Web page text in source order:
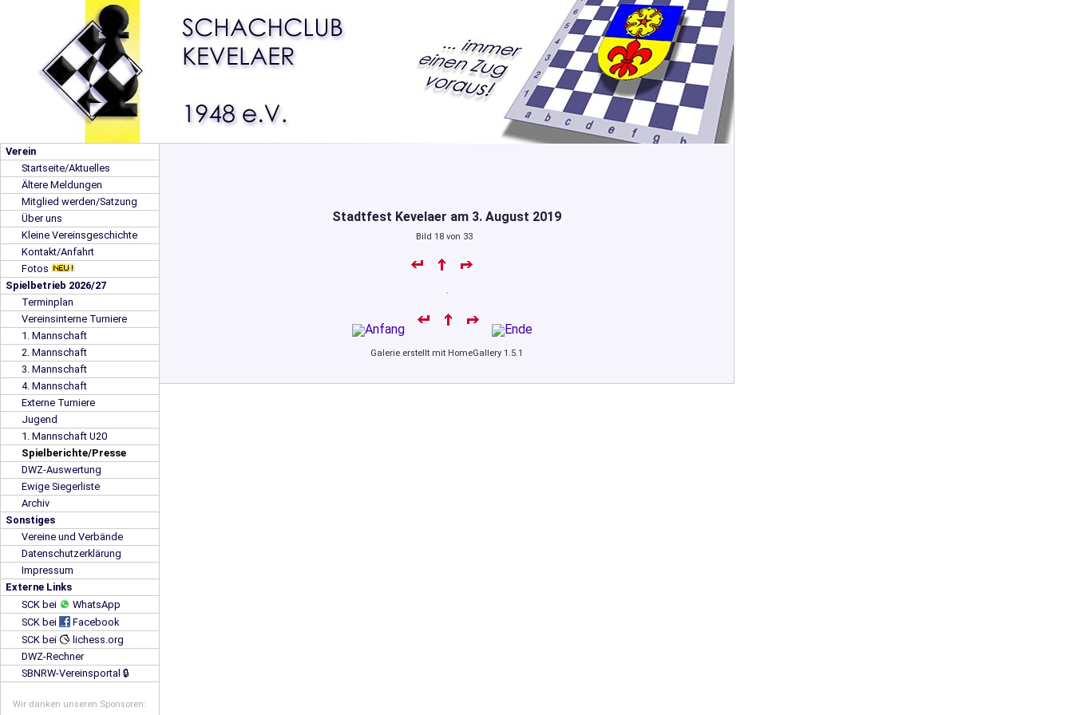
Verein
Startseite/Aktuelles
Ältere Meldungen
Mitglied werden/Satzung
Über uns
Kleine Vereinsgeschichte
Kontakt/Anfahrt
Fotos
Spielbetrieb 2026/27
Terminplan
Vereinsinterne Turniere
1. Mannschaft
2. Mannschaft
3. Mannschaft
4. Mannschaft
Externe Turniere
Jugend
1. Mannschaft U20
Spielberichte/Presse
DWZ-Auswertung
Ewige Siegerliste
Archiv
Sonstiges
Vereine und Verbände
Datenschutzerklärung
Impressum
Externe Links
SCK bei
WhatsApp
SCK bei
Facebook
SCK bei
lichess.org
DWZ-Rechner
SBNRW-Vereinsportal 🔒
Wir danken unseren Sponsoren:
Stadtfest Kevelaer am 3. August 2019
Bild 18 von 33
Galerie erstellt mit HomeGallery 1.5.1